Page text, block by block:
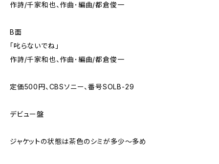
作詩/千家和也、作曲･編曲/都倉俊一
B面
「叱らないでね」
作詩/千家和也、作曲･編曲/都倉俊一
定価500円、CBSソニー、番号SOLB-29
デビュー盤
ジャケットの状態は茶色のシミが多少～多め